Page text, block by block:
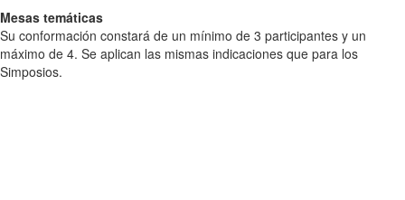
Mesas temáticas
Su conformación constará de un mínimo de 3 participantes y un
máximo de 4. Se aplican las mismas indicaciones que para los
Simposios.